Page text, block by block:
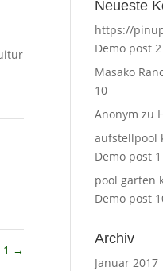
1 →
Neueste
https://
Demo post 2
Masako
10
Anonym zu
aufstellpool
Demo post 1
pool garten
Demo post
Archiv
Januar 2017